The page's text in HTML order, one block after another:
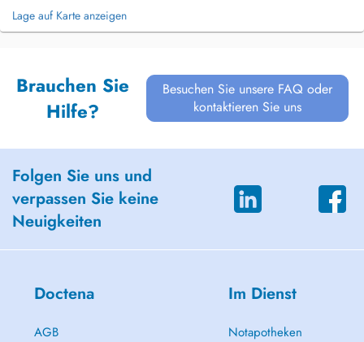
Lage auf Karte anzeigen
Brauchen Sie
Hilfe?
Besuchen Sie unsere FAQ oder
kontaktieren Sie uns
Folgen Sie uns und
verpassen Sie keine
Neuigkeiten
Doctena
AGB
Im Dienst
Notapotheken